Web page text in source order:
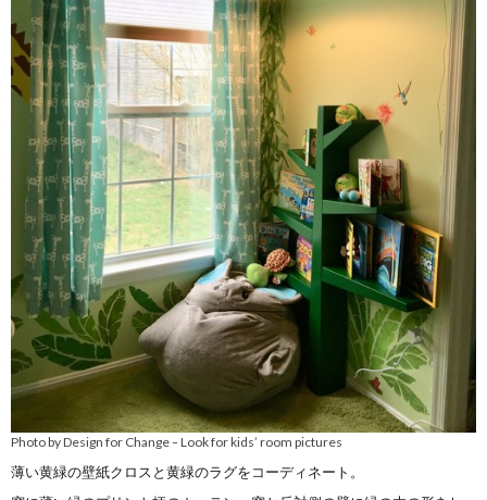
Photo by Design for Change–Look for kids’ room pictures
薄い黄緑の壁紙クロスと黄緑のラグをコーディネート。